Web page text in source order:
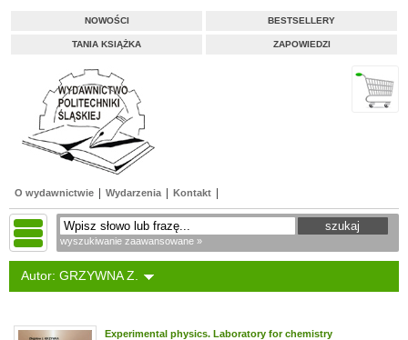
NOWOŚCI BESTSELLERY
TANIA KSIĄŻKA ZAPOWIEDZI
O wydawnictwie Wydarzenia Kontakt
wyszukiwanie zaawansowane »
Autor: GRZYWNA Z.
Experimental physics. Laboratory for chemistry